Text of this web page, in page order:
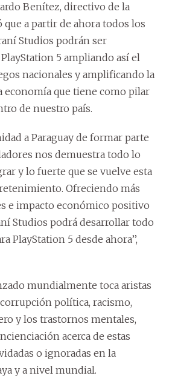
Benítez, directivo de la
que a partir de ahora todos los
Studios podrán ser
5 ampliando así el
nacionales y amplificando la
economía que tiene como pilar
de nuestro país.
a Paraguay de formar parte
nos demuestra todo lo
y lo fuerte que se vuelve esta
Ofreciendo más
e impacto económico positivo
Studios podrá desarrollar todo
PlayStation 5 desde ahora’’,
mundialmente toca aristas
política, racismo,
y los trastornos mentales,
acerca de estas
o ignoradas en la
y a nivel mundial.